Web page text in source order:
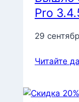
Pro
29
Читайте